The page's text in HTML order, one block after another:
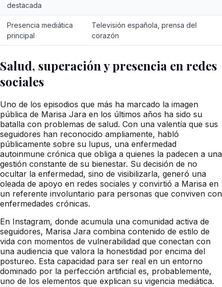
destacada
Presencia mediática
principal
Televisión española, prensa del
corazón
Salud, superación y presencia en redes
sociales
Uno de los episodios que más ha marcado la imagen
pública de Marisa Jara en los últimos años ha sido su
batalla con problemas de salud. Con una valentía que sus
seguidores han reconocido ampliamente, habló
públicamente sobre su lupus, una enfermedad
autoinmune crónica que obliga a quienes la padecen a una
gestión constante de su bienestar. Su decisión de no
ocultar la enfermedad, sino de visibilizarla, generó una
oleada de apoyo en redes sociales y convirtió a Marisa en
un referente involuntario para personas que conviven con
enfermedades crónicas.
En Instagram, donde acumula una comunidad activa de
seguidores, Marisa Jara combina contenido de estilo de
vida con momentos de vulnerabilidad que conectan con
una audiencia que valora la honestidad por encima del
postureo. Esta capacidad para ser real en un entorno
dominado por la perfección artificial es, probablemente,
uno de los elementos que explican su vigencia mediática.